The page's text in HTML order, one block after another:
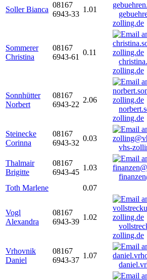
Soller Bianca
08167
6943-33
1.01
zolling.de
Sommerer
Christina
08167
6943-61
0.11
zolling.de
Sonnhütter
Norbert
08167
6943-22
2.06
zolling.de
Steinecke
Corinna
08167
6943-32
0.03
vhs-
Thalmair
Brigitte
08167
6943-45
1.03
Toth Marlene
0.07
Vogl
Alexandra
08167
6943-39
1.02
zolling.de
Vrhovnik
Daniel
08167
6943-37
1.07